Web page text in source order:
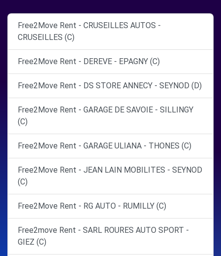
Free2Move Rent - CRUSEILLES AUTOS -
CRUSEILLES (C)
Free2Move Rent - DEREVE - EPAGNY (C)
Free2Move Rent - DS STORE ANNECY - SEYNOD (D)
Free2Move Rent - GARAGE DE SAVOIE - SILLINGY
(C)
Free2Move Rent - GARAGE ULIANA - THONES (C)
Free2Move Rent - JEAN LAIN MOBILITES - SEYNOD
(C)
Free2Move Rent - RG AUTO - RUMILLY (C)
Free2move Rent - SARL ROURES AUTO SPORT -
GIEZ (C)